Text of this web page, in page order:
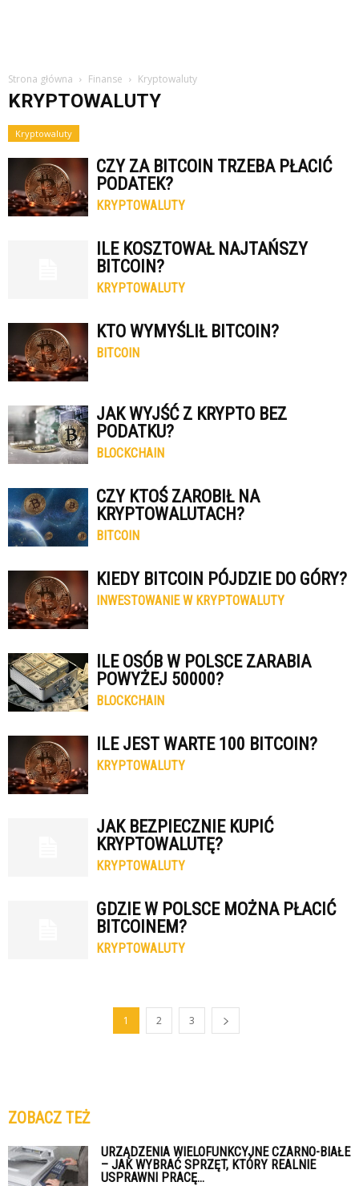
Strona główna Finanse Kryptowaluty
KRYPTOWALUTY
Kryptowaluty
CZY ZA BITCOIN TRZEBA PŁACIĆ
PODATEK?
KRYPTOWALUTY
ILE KOSZTOWAŁ NAJTAŃSZY
BITCOIN?
KRYPTOWALUTY
KTO WYMYŚLIŁ BITCOIN?
BITCOIN
JAK WYJŚĆ Z KRYPTO BEZ
PODATKU?
BLOCKCHAIN
CZY KTOŚ ZAROBIŁ NA
KRYPTOWALUTACH?
BITCOIN
KIEDY BITCOIN PÓJDZIE DO GÓRY?
INWESTOWANIE W KRYPTOWALUTY
ILE OSÓB W POLSCE ZARABIA
POWYŻEJ 50000?
BLOCKCHAIN
ILE JEST WARTE 100 BITCOIN?
KRYPTOWALUTY
JAK BEZPIECZNIE KUPIĆ
KRYPTOWALUTĘ?
KRYPTOWALUTY
GDZIE W POLSCE MOŻNA PŁACIĆ
BITCOINEM?
KRYPTOWALUTY
1 2 3
ZOBACZ TEŻ
URZĄDZENIA WIELOFUNKCYJNE CZARNO-BIAŁE
– JAK WYBRAĆ SPRZĘT, KTÓRY REALNIE
USPRAWNI PRACĘ...